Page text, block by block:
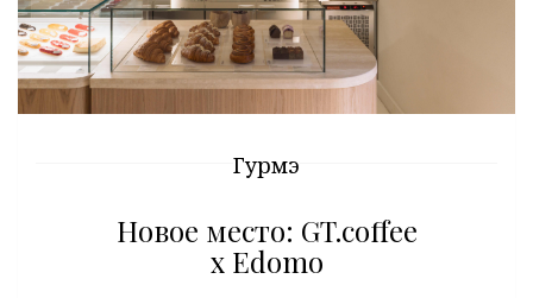
Гурмэ
Новое место: GT.coffee
x Edomo